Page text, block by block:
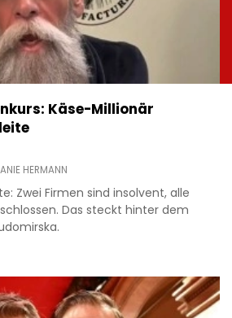
Käse-Millionär
HERMANN
Zwei Firmen sind insolvent, alle
Das steckt hinter dem